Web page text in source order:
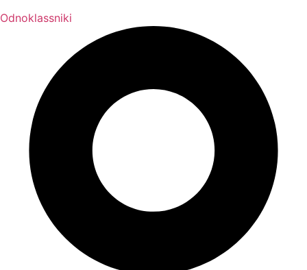
Odnoklassniki